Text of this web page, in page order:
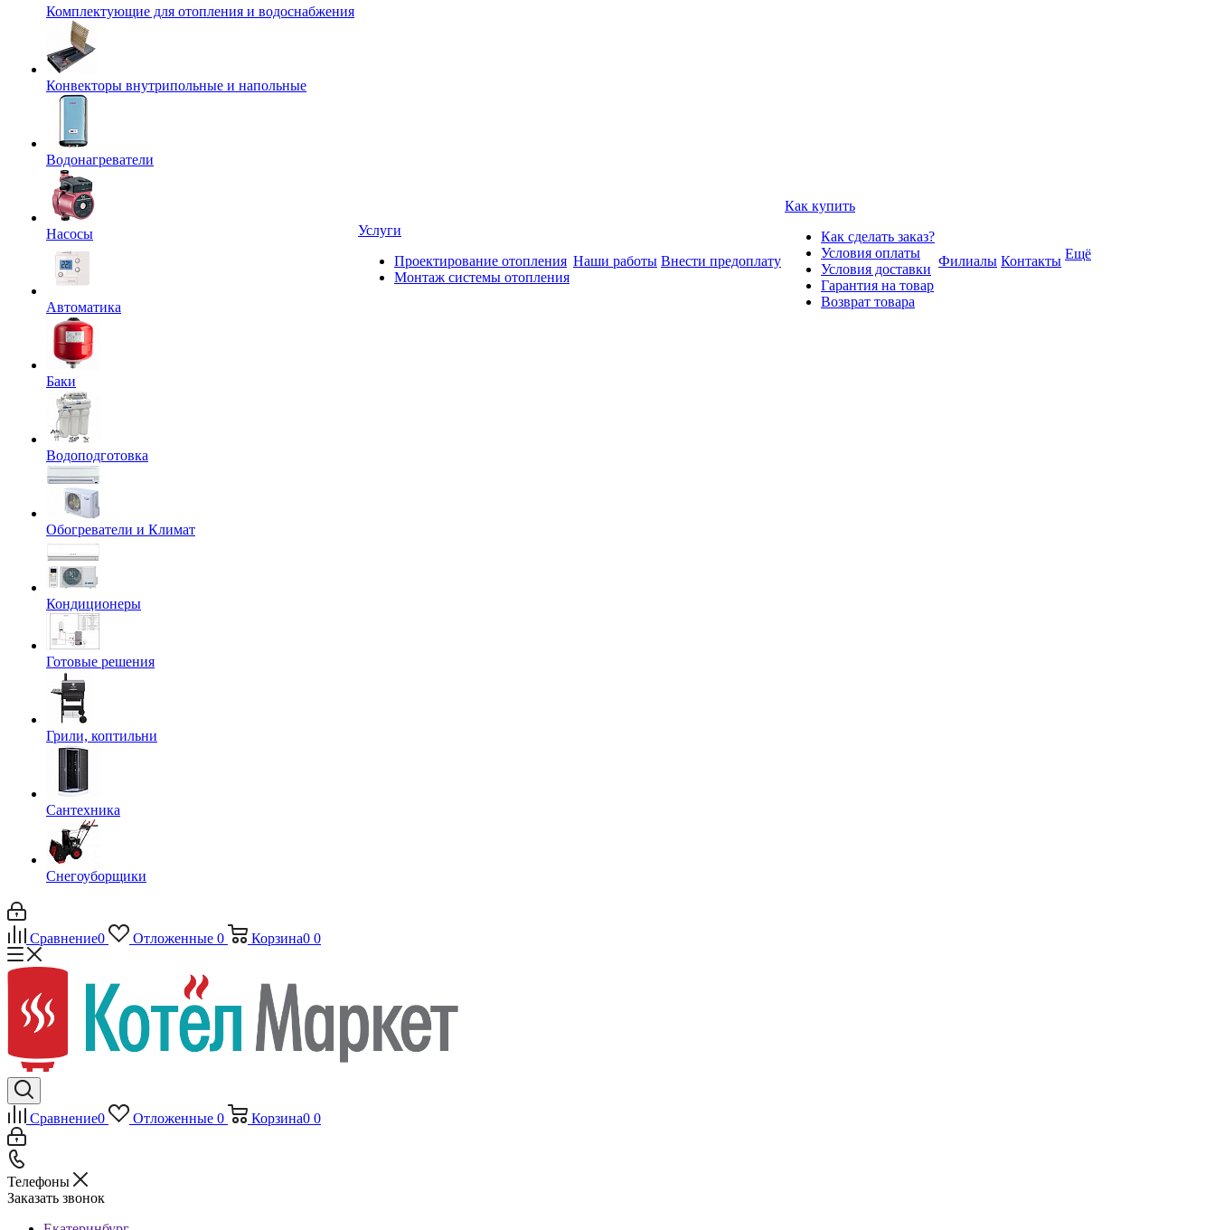
Комплектующие для отопления и водоснабжения
Конвекторы внутрипольные и напольные
Водонагреватели
Насосы
Автоматика
Баки
Водоподготовка
Обогреватели и Климат
Кондиционеры
Готовые решения
Грили, коптильни
Сантехника
Снегоуборщики
Услуги
Проектирование отопления
Монтаж системы отопления
Наши работы Внести предоплату
Как купить
Как сделать заказ?
Условия оплаты
Условия доставки
Гарантия на товар
Возврат товара
Филиалы Контакты Ещё
Сравнение0 Отложенные 0 Корзина0 0
Сравнение0 Отложенные 0 Корзина0 0
Телефоны
Заказать звонок